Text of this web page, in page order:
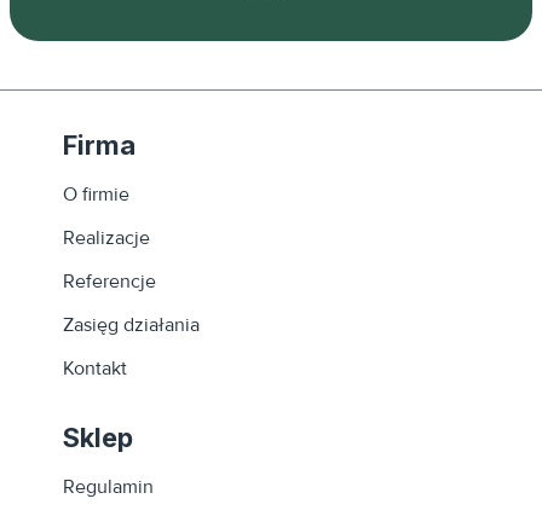
Firma
O firmie
Realizacje
Referencje
Zasięg działania
Kontakt
Sklep
Regulamin